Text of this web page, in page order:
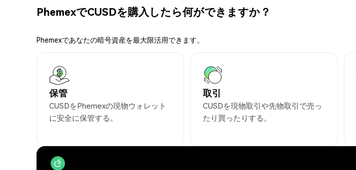
PhemexでCUSDを購入したら何ができますか？
Phemexであなたの暗号資産を最大限活用できます。
保管
CUSDをPhemexの現物ウォレット
に安全に保管する。
取引
CUSDを現物取引や先物取引で売っ
たり買ったりする。